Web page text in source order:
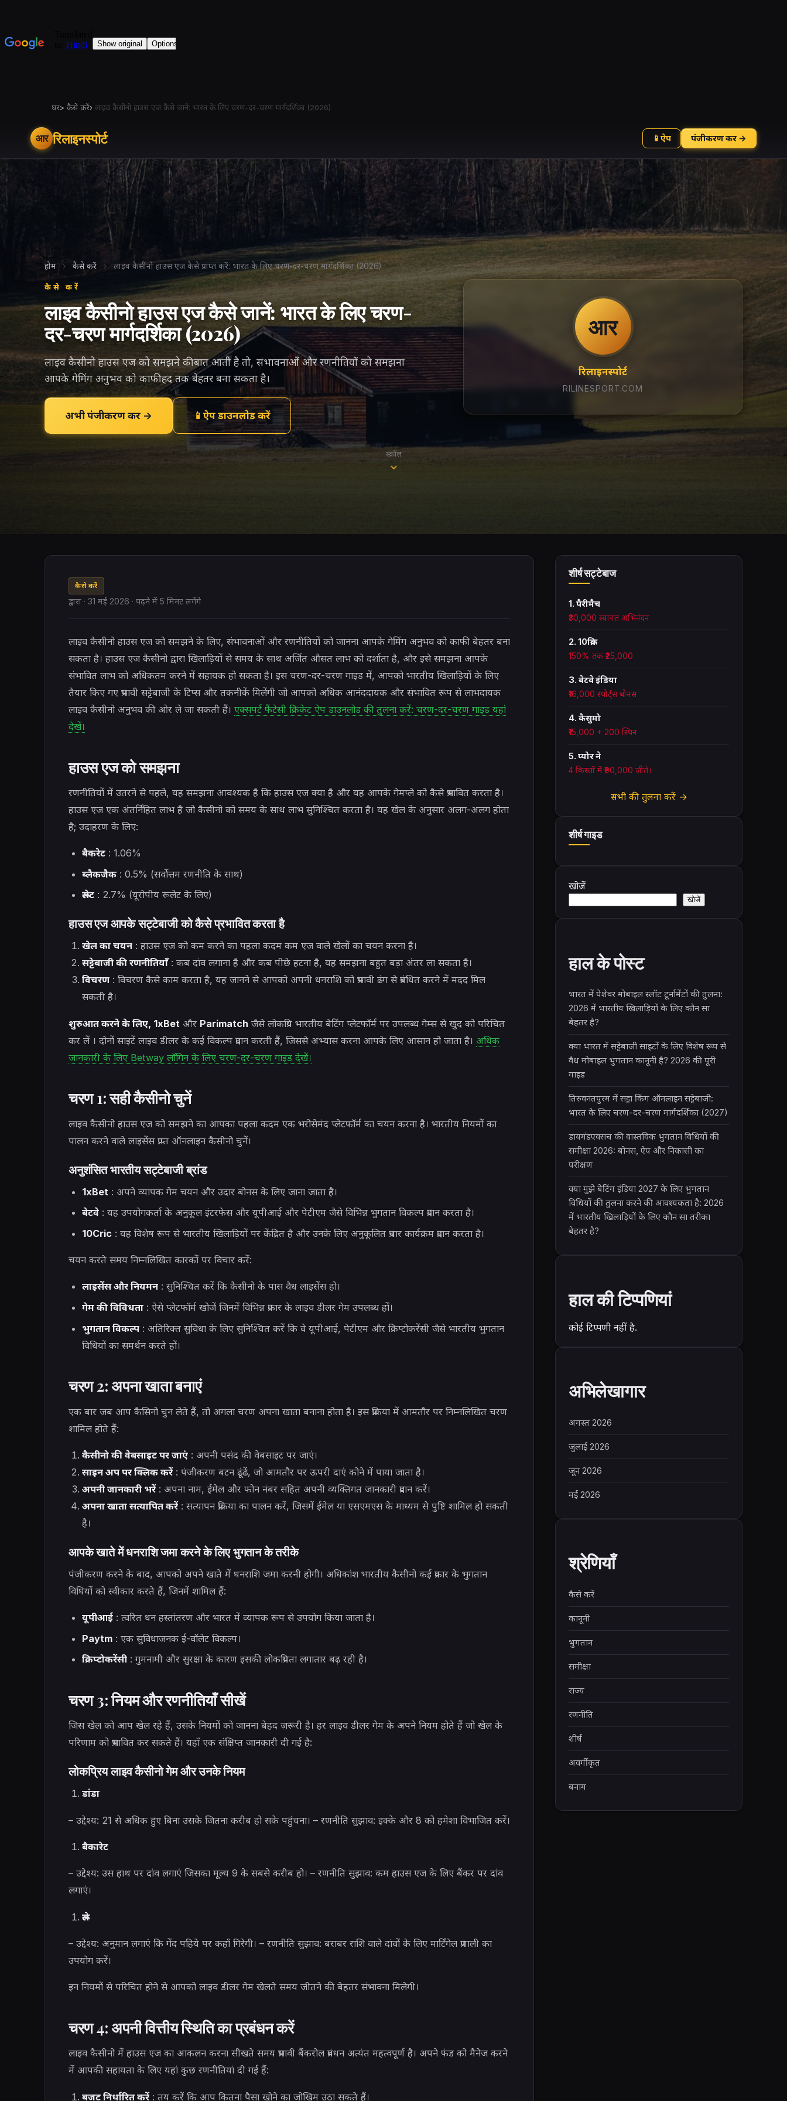
घर> कैसे करें› लाइव कैसीनो हाउस एज कैसे जानें: भारत के लिए चरण-दर-चरण मार्गदर्शिका (2026)
आर रिलाइनस्पोर्ट 📱 ऐप पंजीकरण करें →
होम › कैसे करें › लाइव कैसीनो हाउस एज कैसे प्राप्त करें: भारत के लिए चरण-दर-चरण मार्गदर्शिका (2026)
कैसे करें
लाइव कैसीनो हाउस एज कैसे जानें: भारत के लिए चरण-
दर-चरण मार्गदर्शिका (2026)
लाइव कैसीनो हाउस एज को समझने की बात आती है तो, संभावनाओं और रणनीतियों को समझना
आपके गेमिंग अनुभव को काफी हद तक बेहतर बना सकता है।
अभी पंजीकरण करें → 📱 ऐप डाउनलोड करें
आर
रिलाइनस्पोर्ट
RILINESPORT.COM
स्क्रॉल
कैसे करें
द्वारा · 31 मई 2026 · पढ़ने में 5 मिनट लगेंगे
लाइव कैसीनो हाउस एज को समझने के लिए, संभावनाओं और रणनीतियों को जानना आपके गेमिंग अनुभव को काफी बेहतर बना
सकता है। हाउस एज कैसीनो द्वारा खिलाड़ियों से समय के साथ अर्जित औसत लाभ को दर्शाता है, और इसे समझना आपके
संभावित लाभ को अधिकतम करने में सहायक हो सकता है। इस चरण-दर-चरण गाइड में, आपको भारतीय खिलाड़ियों के लिए
तैयार किए गए प्रभावी सट्टेबाजी के टिप्स और तकनीकें मिलेंगी जो आपको अधिक आनंददायक और संभावित रूप से लाभदायक
लाइव कैसीनो अनुभव की ओर ले जा सकती हैं। एक्सपर्ट फैंटेसी क्रिकेट ऐप डाउनलोड की तुलना करें: चरण-दर-चरण गाइड यहां
देखें।
हाउस एज को समझना
रणनीतियों में उतरने से पहले, यह समझना आवश्यक है कि हाउस एज क्या है और यह आपके गेमप्ले को कैसे प्रभावित करता है।
हाउस एज एक अंतर्निहित लाभ है जो कैसीनो को समय के साथ लाभ सुनिश्चित करता है। यह खेल के अनुसार अलग-अलग होता
है; उदाहरण के लिए:
बैकरेट: 1.06%
ब्लैकजैक: 0.5% (सर्वोत्तम रणनीति के साथ)
रूलेट: 2.7% (यूरोपीय रूलेट के लिए)
हाउस एज आपके सट्टेबाजी को कैसे प्रभावित करता है
खेल का चयन: हाउस एज को कम करने का पहला कदम कम एज वाले खेलों का चयन करना है।
सट्टेबाजी की रणनीतियाँ: कब दांव लगाना है और कब पीछे हटना है, यह समझना बहुत बड़ा अंतर ला सकता है।
विचरण: विचरण कैसे काम करता है, यह जानने से आपको अपनी धनराशि को प्रभावी ढंग से प्रबंधित करने में मदद मिल
सकती है।
शुरुआत करने के लिए, 1xBet और Parimatch जैसे लोकप्रिय भारतीय बेटिंग प्लेटफॉर्म पर उपलब्ध गेम्स से खुद को परिचित
कर लें । दोनों साइटें लाइव डीलर के कई विकल्प प्रदान करती हैं, जिससे अभ्यास करना आपके लिए आसान हो जाता है। अधिक
जानकारी के लिए Betway लॉगिन के लिए चरण-दर-चरण गाइड देखें।
चरण 1: सही कैसीनो चुनें
लाइव कैसीनो हाउस एज को समझने का आपका पहला कदम एक भरोसेमंद प्लेटफॉर्म का चयन करना है। भारतीय नियमों का
पालन करने वाले लाइसेंस प्राप्त ऑनलाइन कैसीनो चुनें।
अनुशंसित भारतीय सट्टेबाजी ब्रांड
1xBet : अपने व्यापक गेम चयन और उदार बोनस के लिए जाना जाता है।
बेटवे: यह उपयोगकर्ता के अनुकूल इंटरफेस और यूपीआई और पेटीएम जैसे विभिन्न भुगतान विकल्प प्रदान करता है।
10Cric: यह विशेष रूप से भारतीय खिलाड़ियों पर केंद्रित है और उनके लिए अनुकूलित प्रचार कार्यक्रम प्रदान करता है।
चयन करते समय निम्नलिखित कारकों पर विचार करें:
लाइसेंस और नियमन: सुनिश्चित करें कि कैसीनो के पास वैध लाइसेंस हो।
गेम की विविधता: ऐसे प्लेटफॉर्म खोजें जिनमें विभिन्न प्रकार के लाइव डीलर गेम उपलब्ध हों।
भुगतान विकल्प: अतिरिक्त सुविधा के लिए सुनिश्चित करें कि वे यूपीआई, पेटीएम और क्रिप्टोकरेंसी जैसे भारतीय भुगतान
विधियों का समर्थन करते हों।
चरण 2: अपना खाता बनाएं
एक बार जब आप कैसिनो चुन लेते हैं, तो अगला चरण अपना खाता बनाना होता है। इस प्रक्रिया में आमतौर पर निम्नलिखित चरण
शामिल होते हैं:
कैसीनो की वेबसाइट पर जाएं: अपनी पसंद की वेबसाइट पर जाएं।
साइन अप पर क्लिक करें: पंजीकरण बटन ढूंढें, जो आमतौर पर ऊपरी दाएं कोने में पाया जाता है।
अपनी जानकारी भरें: अपना नाम, ईमेल और फोन नंबर सहित अपनी व्यक्तिगत जानकारी प्रदान करें।
अपना खाता सत्यापित करें: सत्यापन प्रक्रिया का पालन करें, जिसमें ईमेल या एसएमएस के माध्यम से पुष्टि शामिल हो सकती
है।
आपके खाते में धनराशि जमा करने के लिए भुगतान के तरीके
पंजीकरण करने के बाद, आपको अपने खाते में धनराशि जमा करनी होगी। अधिकांश भारतीय कैसीनो कई प्रकार के भुगतान
विधियों को स्वीकार करते हैं, जिनमें शामिल हैं:
यूपीआई: त्वरित धन हस्तांतरण और भारत में व्यापक रूप से उपयोग किया जाता है।
Paytm: एक सुविधाजनक ई-वॉलेट विकल्प।
क्रिप्टोकरेंसी: गुमनामी और सुरक्षा के कारण इसकी लोकप्रियता लगातार बढ़ रही है।
चरण 3: नियम और रणनीतियाँ सीखें
जिस खेल को आप खेल रहे हैं, उसके नियमों को जानना बेहद ज़रूरी है। हर लाइव डीलर गेम के अपने नियम होते हैं जो खेल के
परिणाम को प्रभावित कर सकते हैं। यहाँ एक संक्षिप्त जानकारी दी गई है:
लोकप्रिय लाइव कैसीनो गेम और उनके नियम
डांडा
– उद्देश्य: 21 से अधिक हुए बिना उसके जितना करीब हो सके पहुंचना। – रणनीति सुझाव: इक्के और 8 को हमेशा विभाजित करें।
बैकारेट
– उद्देश्य: उस हाथ पर दांव लगाएं जिसका मूल्य 9 के सबसे करीब हो। – रणनीति सुझाव: कम हाउस एज के लिए बैंकर पर दांव
लगाएं।
रूले
– उद्देश्य: अनुमान लगाएं कि गेंद पहिये पर कहाँ गिरेगी। – रणनीति सुझाव: बराबर राशि वाले दांवों के लिए मार्टिंगेल प्रणाली का
उपयोग करें।
इन नियमों से परिचित होने से आपको लाइव डीलर गेम खेलते समय जीतने की बेहतर संभावना मिलेगी।
चरण 4: अपनी वित्तीय स्थिति का प्रबंधन करें
लाइव कैसीनो में हाउस एज का आकलन करना सीखते समय प्रभावी बैंकरोल प्रबंधन अत्यंत महत्वपूर्ण है। अपने फंड को मैनेज करने
में आपकी सहायता के लिए यहां कुछ रणनीतियां दी गई हैं:
बजट निर्धारित करें: तय करें कि आप कितना पैसा खोने का जोखिम उठा सकते हैं।
शीर्ष सट्टेबाज
1. पैरीमैच
₹30,000 स्वागत अभिनंदन
2. 10क्रिक
150% तक ₹25,000
3. बेटवे इंडिया
₹16,000 स्पोर्ट्स बोनस
4. कैसुमो
₹15,000 + 200 स्पिन
5. प्योर ने
4 किस्तों में ₹90,000 जीते।
सभी की तुलना करें →
शीर्ष गाइड
खोजें
खोजें
हाल के पोस्ट
भारत में पेशेवर मोबाइल स्लॉट टूर्नामेंटों की तुलना:
2026 में भारतीय खिलाड़ियों के लिए कौन सा
बेहतर है?
क्या भारत में सट्टेबाजी साइटों के लिए विशेष रूप से
वैध मोबाइल भुगतान कानूनी है? 2026 की पूरी
गाइड
तिरुवनंतपुरम में सट्टा किंग ऑनलाइन सट्टेबाजी:
भारत के लिए चरण-दर-चरण मार्गदर्शिका (2027)
डायमंडएक्सच की वास्तविक भुगतान विधियों की
समीक्षा 2026: बोनस, ऐप और निकासी का
परीक्षण
क्या मुझे बेटिंग इंडिया 2027 के लिए भुगतान
विधियों की तुलना करने की आवश्यकता है: 2026
में भारतीय खिलाड़ियों के लिए कौन सा तरीका
बेहतर है?
हाल की टिप्पणियां
कोई टिप्पणी नहीं है.
अभिलेखागार
अगस्त 2026
जुलाई 2026
जून 2026
मई 2026
श्रेणियाँ
कैसे करें
कानूनी
भुगतान
समीक्षा
राज्य
रणनीति
शीर्ष
अवर्गीकृत
बनाम